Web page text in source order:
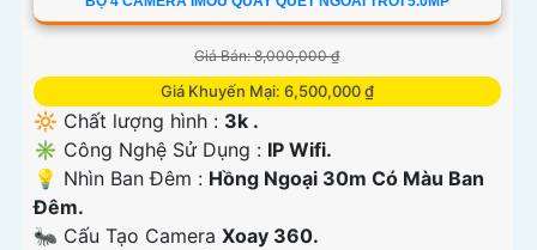
Giá Bán: 8,000,000 ₫
Giá Khuyến Mại: 6,500,000 ₫
🔆 Chất lượng hình : 3k .
✳️ Công Nghệ Sử Dụng : IP Wifi.
💡 Nhìn Ban Đêm : Hồng Ngoại 30m Có Màu Ban
Ðêm.
🐜 Cấu Tạo Camera Xoay 360.